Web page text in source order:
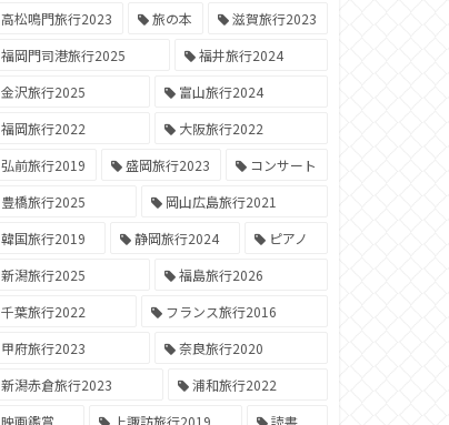
高松鳴門旅行2023
旅の本
滋賀旅行2023
福岡門司港旅行2025
福井旅行2024
金沢旅行2025
富山旅行2024
福岡旅行2022
大阪旅行2022
弘前旅行2019
盛岡旅行2023
コンサート
豊橋旅行2025
岡山広島旅行2021
韓国旅行2019
静岡旅行2024
ピアノ
新潟旅行2025
福島旅行2026
千葉旅行2022
フランス旅行2016
甲府旅行2023
奈良旅行2020
新潟赤倉旅行2023
浦和旅行2022